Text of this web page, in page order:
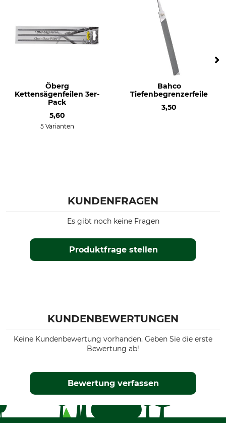
Öberg
Kettensägenfeilen 3er-
Pack
5,60
5 Varianten
Bahco
Tiefenbegrenzerfeile
3,50
KUNDENFRAGEN
Produktfrage stellen
Es gibt noch keine Fragen
KUNDENBEWERTUNGEN
Keine Kundenbewertung vorhanden. Geben Sie die erste
Bewertung ab!
Bewertung verfassen